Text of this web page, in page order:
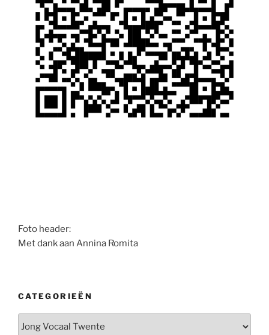
Foto header:
Met dank aan Annina Romita
CATEGORIEËN